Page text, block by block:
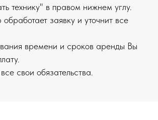
технику" в правом нижнем углу.
заявку и уточнит все
времени и сроков аренды Вы
свои обязательства.